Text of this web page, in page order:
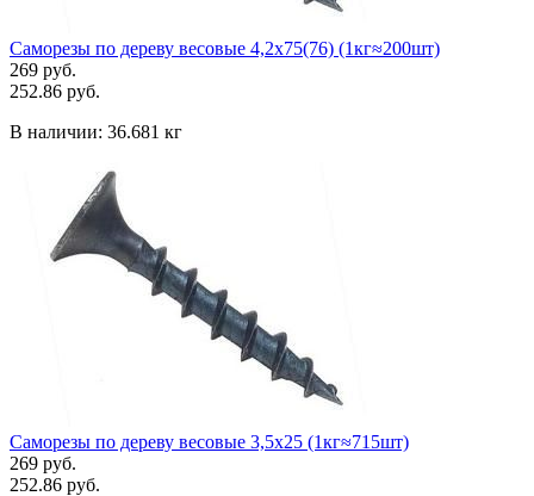
Саморезы по дереву весовые 4,2х75(76) (1кг≈200шт)
269 руб.
252.86 руб.
В наличии: 36.681 кг
Саморезы по дереву весовые 3,5х25 (1кг≈715шт)
269 руб.
252.86 руб.